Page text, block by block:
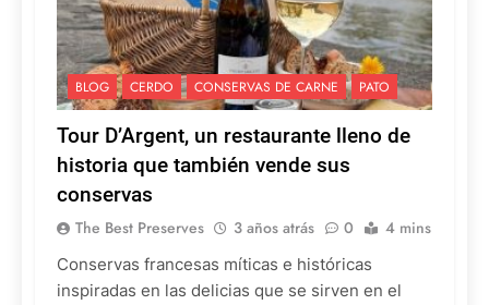
BLOG CERDO CONSERVAS DE CARNE PATO
Tour D’Argent, un restaurante lleno de
historia que también vende sus
conservas
The Best Preserves 3 años atrás 0 4 mins
Conservas francesas míticas e históricas
inspiradas en las delicias que se sirven en el